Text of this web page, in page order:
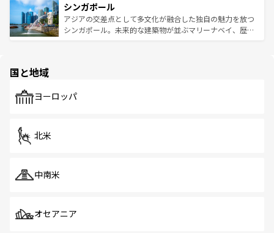
参照してほしい。
激する。気候は一年中温暖で、どの季節にも異なる楽しみ
が待っている。親しみやすいタイの人々、仏教を中心とし
た文化、そして多様な観光資源が、訪れる旅人を魅了し続
み、どこを訪れても感動するはず。観光スポットが密集し
ており、効率よく見どころを回れるのも魅力。息をのむよ
うな絶景から文化的な体験まで、香港を存分に楽しみ尽く
シンガポール
アジアの交差点として多文化が融合した独自の魅力を放つ
シンガポール。未来的な建築物が並ぶマリーナベイ、歴史
で、ホーカーズは地元の風情を楽しめる外せないスポット
国と地域
ヨーロッパ
北米
中南米
オセアニア